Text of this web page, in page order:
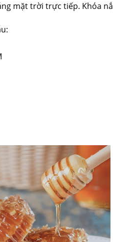
mặt trời trực tiếp. Khóa